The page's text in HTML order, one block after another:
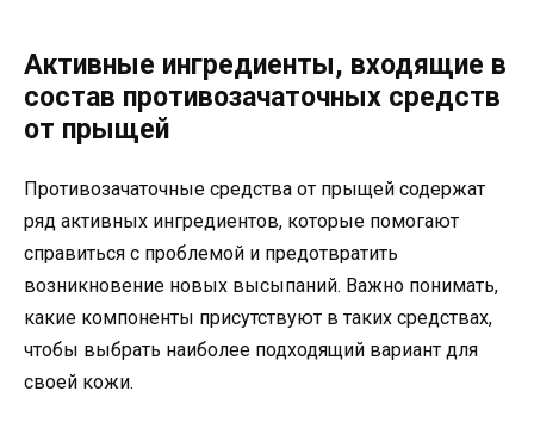
Активные ингредиенты, входящие в
состав противозачаточных средств
от прыщей
Противозачаточные средства от прыщей содержат
ряд активных ингредиентов, которые помогают
справиться с проблемой и предотвратить
возникновение новых высыпаний. Важно понимать,
какие компоненты присутствуют в таких средствах,
чтобы выбрать наиболее подходящий вариант для
своей кожи.